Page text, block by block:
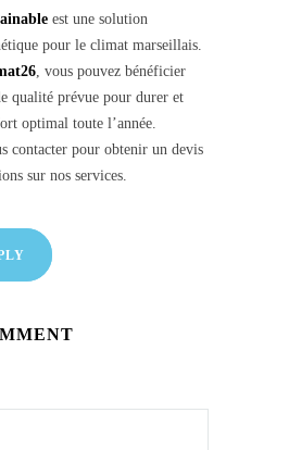
est une solution
pour le climat marseillais.
, vous pouvez bénéficier
qualité prévue pour durer et
optimal toute l’année.
contacter pour obtenir un devis
sur nos services.